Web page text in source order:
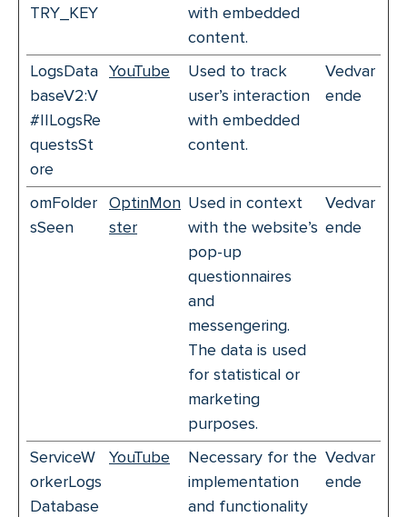
TRY_KEY
with embedded
content.
LogsData
baseV2:V
#||LogsRe
questsSt
ore
YouTube
Used to track
user’s interaction
with embedded
content.
Vedvar
ende
omFolder
sSeen
OptinMon
ster
Used in context
with the website’s
pop-up
questionnaires
and
messengering.
The data is used
for statistical or
marketing
purposes.
Vedvar
ende
ServiceW
orkerLogs
Database
YouTube
Necessary for the
implementation
and functionality
Vedvar
ende